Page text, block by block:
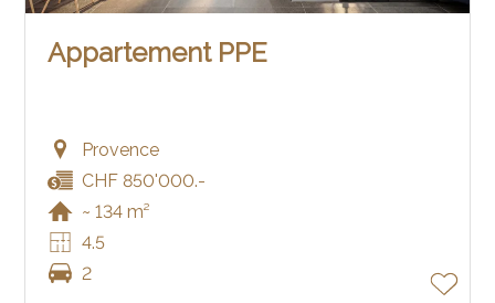
Appartement PPE
Provence
CHF 850'000.-
~ 134 m²
4.5
2